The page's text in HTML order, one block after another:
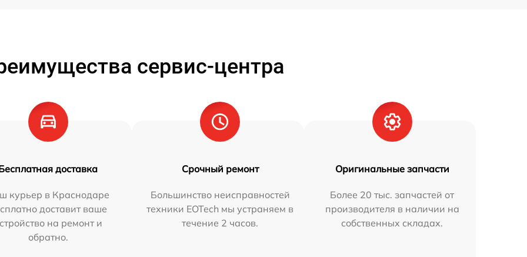
сервис-центра
доставка
курьер в Краснодаре
доставит ваше
на ремонт и
обратно.
Срочный ремонт
Большинство неисправностей
техники EOTech мы устраняем в
течение 2 часов.
Оригинальные запчасти
Более 20 тыс. запчастей от
производителя в наличии на
собственных складах.